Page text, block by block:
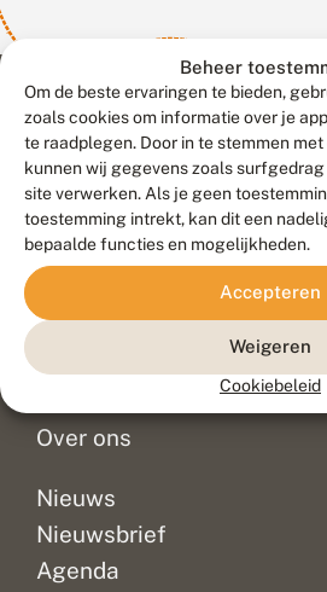
Beheer
Om de beste ervaringen te bieden,
zoals cookies om informatie over je
te raadplegen. Door in te stemmen
kunnen wij gegevens zoals
site verwerken. Als je geen
toestemming intrekt, kan dit een
bepaalde functies en mogelijkheden.
Accepteren
Weigeren
Cookiebeleid
Contact
Veelgestelde vragen
Doneer
Over ons
Nieuws
Nieuwsbrief
Agenda
Meld waarnemingen
© 2026
Duurzaam ontwikkeld door
Blue Field
Privacy
Disclaimer
Sitemap